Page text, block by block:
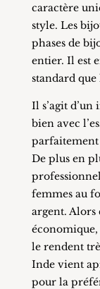
caractère
style. Les
phases de
entier. Il est
standard
Il s’agit d’un
bien avec
parfaitement
De plus en
femmes au
argent. Alors
économique,
le rendent
Inde vient
pour la